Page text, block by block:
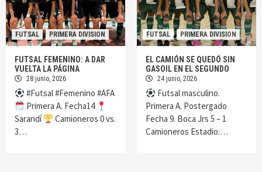
FUTSAL PRIMERA DIVISION
FUTSAL FEMENINO: A DAR
VUELTA LA PÁGINA
28 junio, 2026
#Futsal #Femenino #AFA
Primera A. Fecha14
Sarandí
Camioneros 0 vs.
3…
FUTSAL PRIMERA DIVISION
EL CAMIÓN SE QUEDÓ SIN
GASOIL EN EL SEGUNDO
24 junio, 2026
Futsal masculino.
Primera A. Postergado
Fecha 9. Boca Jrs 5 – 1
Camioneros Estadio:…